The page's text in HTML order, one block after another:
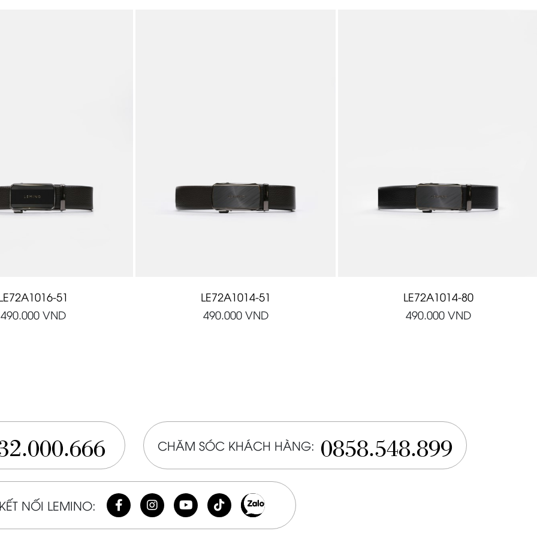
51
490.000VND
LE72A1014-51
490.000VND
LE72A1014-80
490.000VND
CHĂM SÓC KHÁCH HÀNG: 0858.548.899
NỐI LEMINO: